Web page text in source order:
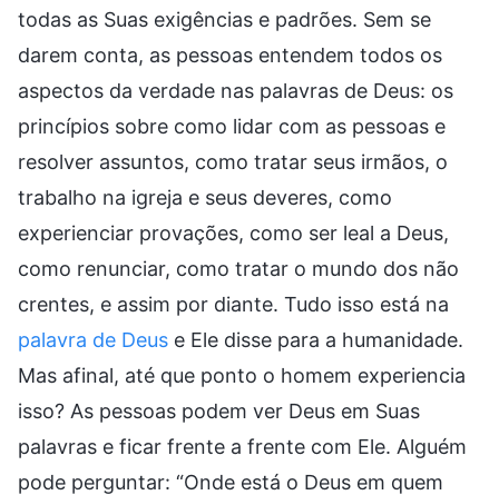
todas as Suas exigências e padrões. Sem se
darem conta, as pessoas entendem todos os
aspectos da verdade nas palavras de Deus: os
princípios sobre como lidar com as pessoas e
resolver assuntos, como tratar seus irmãos, o
trabalho na igreja e seus deveres, como
experienciar provações, como ser leal a Deus,
como renunciar, como tratar o mundo dos não
crentes, e assim por diante. Tudo isso está na
palavra de Deus e Ele disse para a humanidade.
Mas afinal, até que ponto o homem experiencia
isso? As pessoas podem ver Deus em Suas
palavras e ficar frente a frente com Ele. Alguém
pode perguntar: “Onde está o Deus em quem